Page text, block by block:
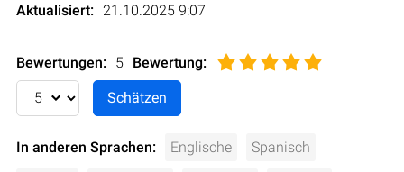
Aktualisiert: 21.10.2025 9:07
Bewertungen: 5 Bewertung:
In anderen Sprachen: Englische Spanisch